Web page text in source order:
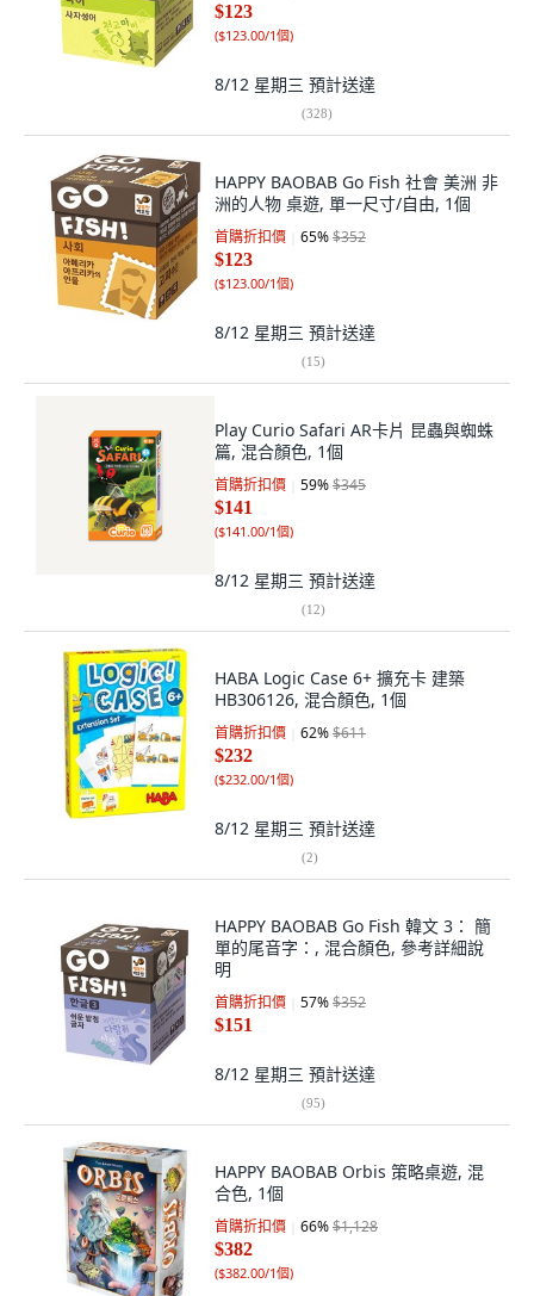
$123
($123.00/1個)
8/12 星期三 預計送達
(328)
HAPPY BAOBAB Go Fish 社會 美洲 非
洲的人物 桌遊, 單一尺寸/自由, 1個
首購折扣價 65%$352
$123
($123.00/1個)
8/12 星期三 預計送達
(15)
Play Curio Safari AR卡片 昆蟲與蜘蛛
篇, 混合顏色, 1個
首購折扣價 59%$345
$141
($141.00/1個)
8/12 星期三 預計送達
(12)
HABA Logic Case 6+ 擴充卡 建築
HB306126, 混合顏色, 1個
首購折扣價 62%$611
$232
($232.00/1個)
8/12 星期三 預計送達
(2)
HAPPY BAOBAB Go Fish 韓文 3： 簡
單的尾音字：, 混合顏色, 參考詳細說
明
首購折扣價 57%$352
$151
8/12 星期三 預計送達
(95)
HAPPY BAOBAB Orbis 策略桌遊, 混
合色, 1個
首購折扣價 66%$1,128
$382
($382.00/1個)